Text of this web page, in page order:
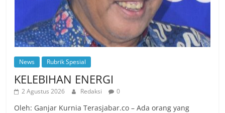
News Rubrik Spesial
KELEBIHAN ENERGI
2 Agustus 2026 Redaksi 0
Oleh: Ganjar Kurnia Terasjabar.co – Ada orang yang